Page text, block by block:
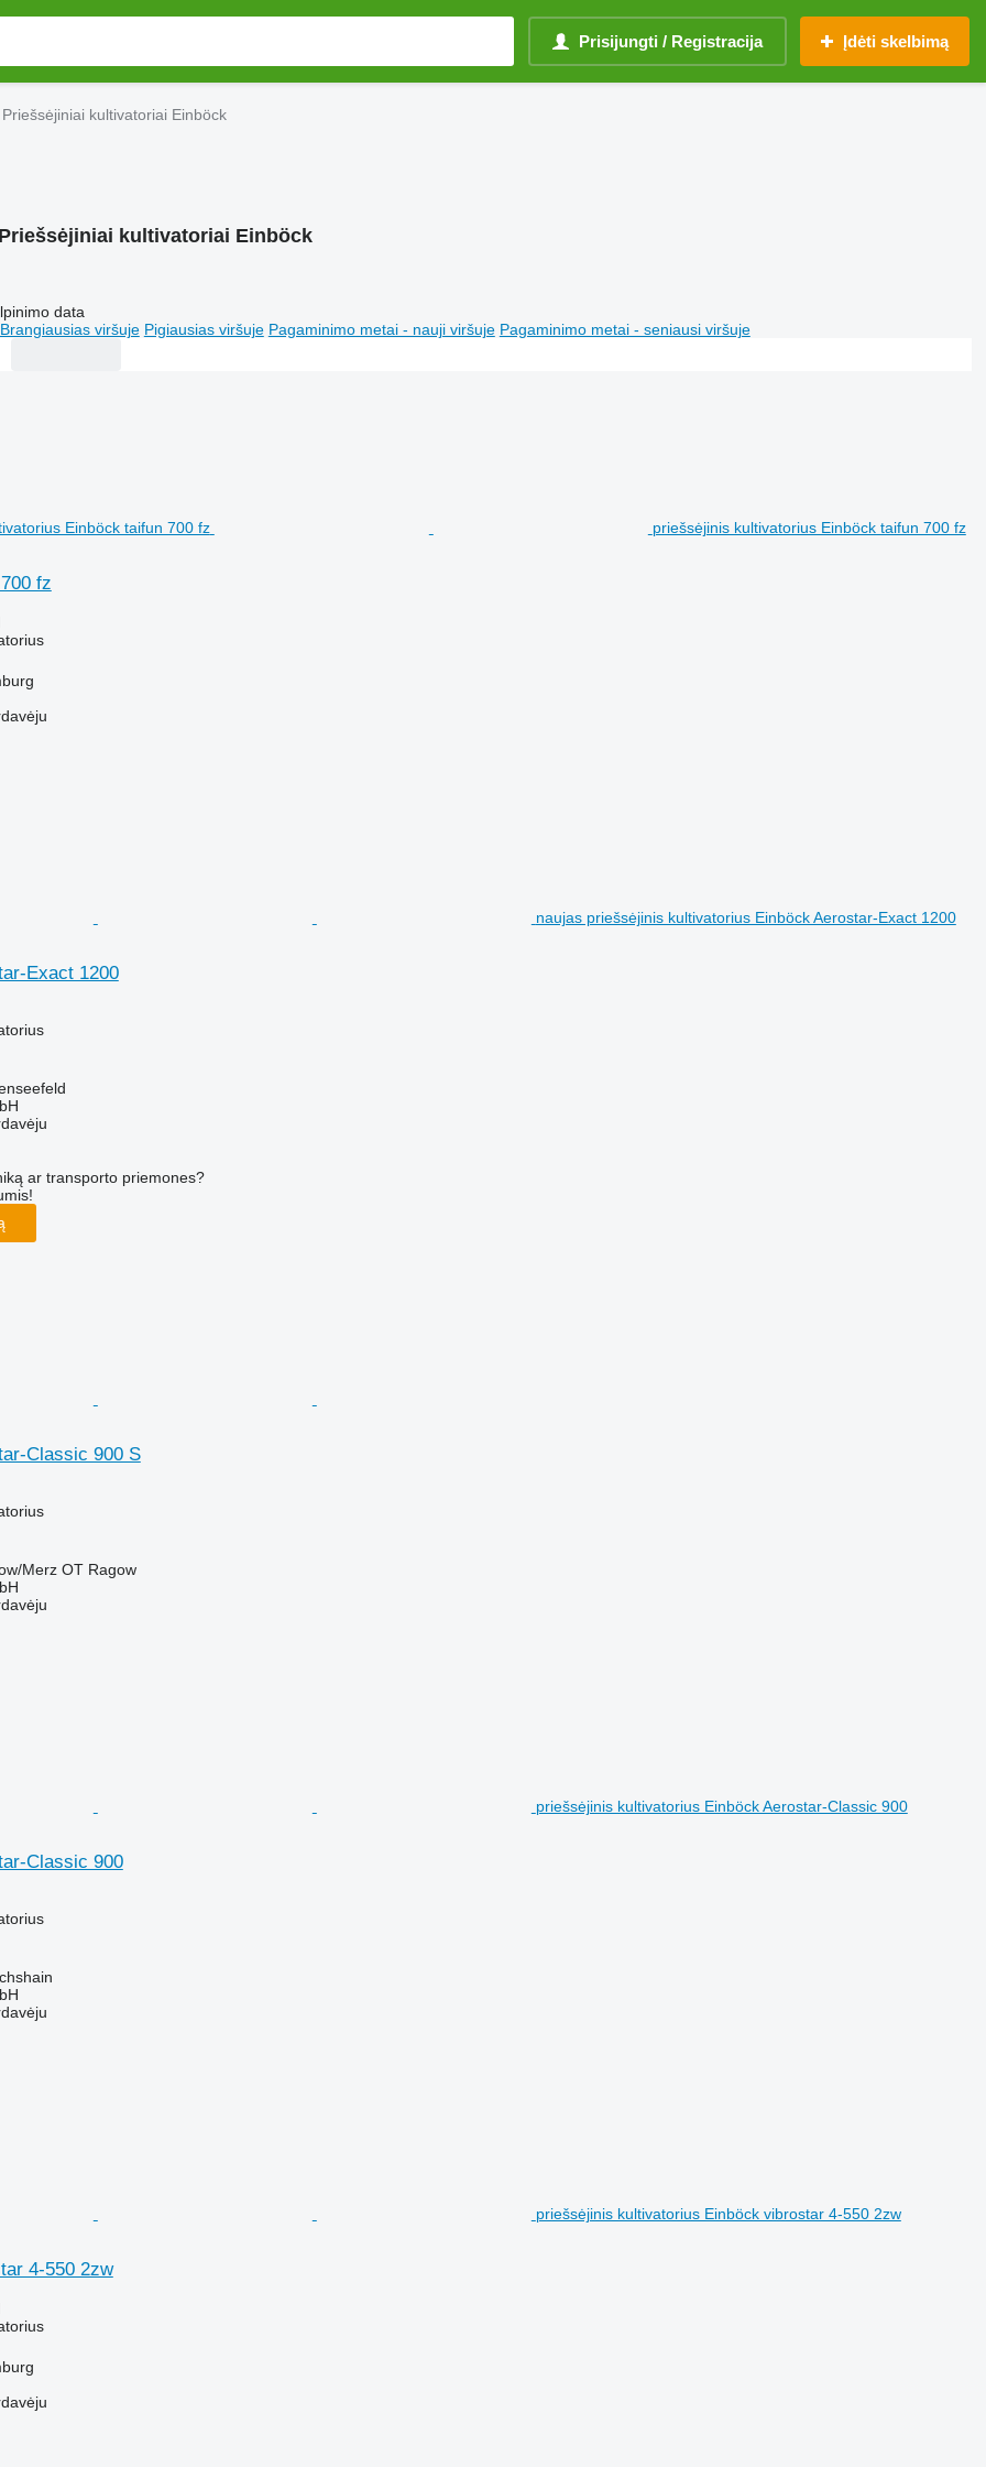
Prisijungti / Registracija Įdėti skelbimą
Priešsėjiniai kultivatoriai Einböck
Priešsėjiniai kultivatoriai Einböck
data
Brangiausias viršuje Pigiausias viršuje Pagaminimo metai - nauji viršuje Pagaminimo metai - seniausi viršuje
priešsėjinis kultivatorius Einböck taifun 700 fz
fz
naujas priešsėjinis kultivatorius Einböck Aerostar-Exact 1200
Exact 1200
ar transporto priemones?
Classic 900 S
Merz OT Ragow
priešsėjinis kultivatorius Einböck Aerostar-Classic 900
Classic 900
priešsėjinis kultivatorius Einböck vibrostar 4-550 2zw
4-550 2zw